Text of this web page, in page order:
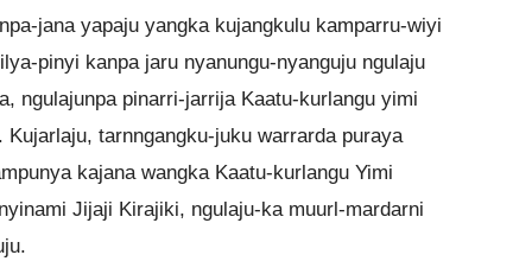
jana yapaju yangka kujangkulu kamparru-wiyi
pinyi kanpa jaru nyanungu-nyanguju ngulaju
ngulajunpa pinarri-jarrija Kaatu-kurlangu yimi
tarnngangku-juku warrarda puraya
kajana wangka Kaatu-kurlangu Yimi
Jijaji Kirajiki, ngulaju-ka muurl-mardarni